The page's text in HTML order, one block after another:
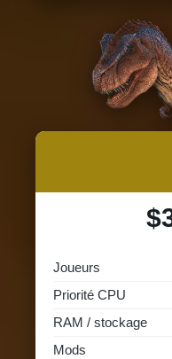
Joueurs
Priorité CPU
RAM / stockage
Mods